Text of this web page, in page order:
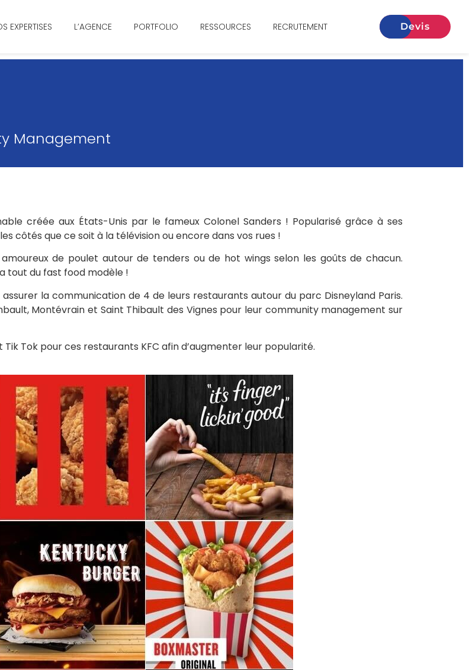
EXPERTISES L’AGENCE PORTFOLIO RESSOURCES RECRUTEMENT Devis
Management
créée aux États-Unis par le fameux Colonel Sanders ! Popularisé grâce à ses
côtés que ce soit à la télévision ou encore dans vos rues !
de poulet autour de tenders ou de hot wings selon les goûts de chacun.
tout du fast food modèle !
la communication de 4 de leurs restaurants autour du parc Disneyland Paris.
Montévrain et Saint Thibault des Vignes pour leur community management sur
Tok pour ces restaurants KFC afin d’augmenter leur popularité.